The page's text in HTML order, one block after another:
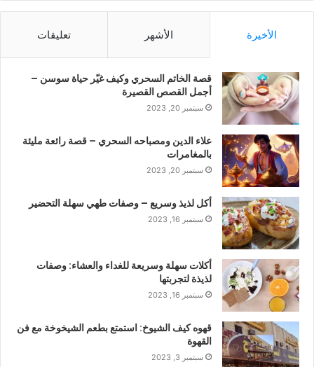
الأخيرة الأشهر تعليقات
قصة الخاتم السحري وكيف غيّر حياة سوسن –
أجمل القصص القصيرة
سبتمبر 20, 2023
علاء الدين ومصباحه السحري – قصة رائعة مليئة
بالمغامرات
سبتمبر 20, 2023
أكل لذيذ وسريع – وصفات طهي سهلة التحضير
سبتمبر 16, 2023
أكلات سهلة وسريعة للغداء والعشاء: وصفات
لذيذة لتجربتها
سبتمبر 16, 2023
قهوه كيف الشيوخ: استمتع بطعم الشيخوخة مع فن
القهوة
سبتمبر 3, 2023